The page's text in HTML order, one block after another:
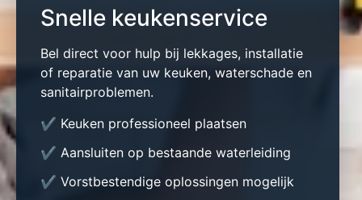
Snelle keukenservice
Bel direct voor hulp bij lekkages, installatie
of reparatie van uw keuken, waterschade en
sanitairproblemen.
✔ Keuken professioneel plaatsen
✔ Aansluiten op bestaande waterleiding
✔ Vorstbestendige oplossingen mogelijk